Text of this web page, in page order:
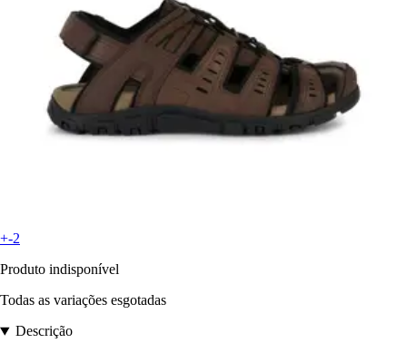
+-2
Produto indisponível
Todas as variações esgotadas
Descrição